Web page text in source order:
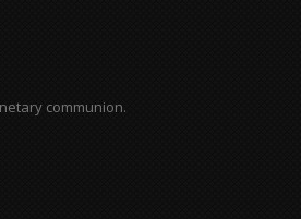
communion.